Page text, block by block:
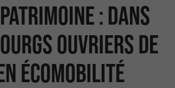
: dans
ouvriers de
écomobilité